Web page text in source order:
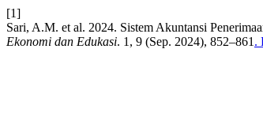
[1]
Sari, A.M. et al. 2024. Sistem Akuntansi
Ekonomi dan Edukasi. 1, 9 (Sep. 2024), 852–861 .